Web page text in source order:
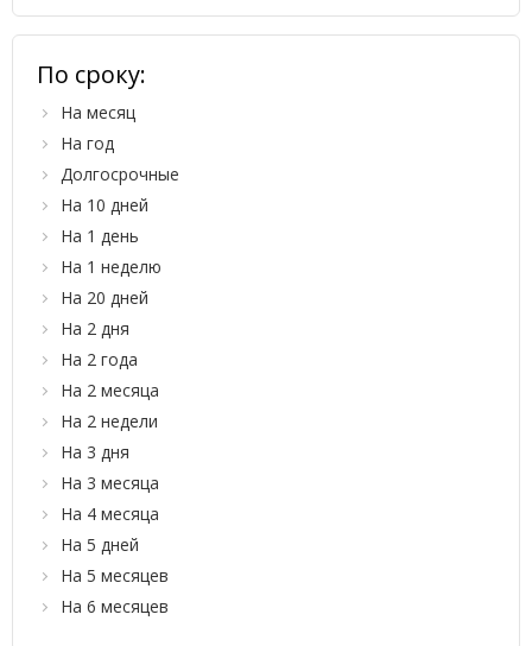
По сроку:
На месяц
На год
Долгосрочные
На 10 дней
На 1 день
На 1 неделю
На 20 дней
На 2 дня
На 2 года
На 2 месяца
На 2 недели
На 3 дня
На 3 месяца
На 4 месяца
На 5 дней
На 5 месяцев
На 6 месяцев